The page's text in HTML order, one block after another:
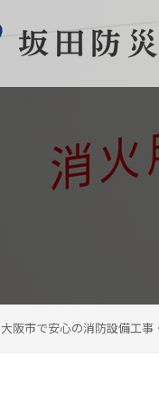
大阪市で安心の消防設備工